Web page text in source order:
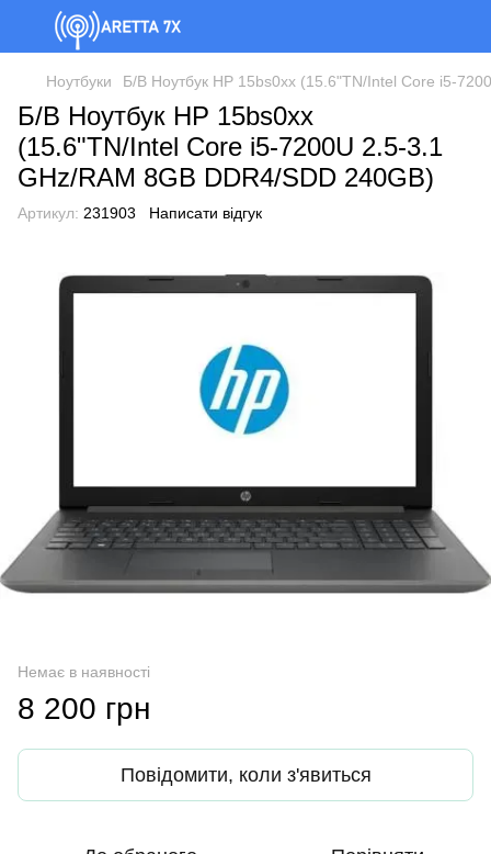
Ноутбуки Б/В Ноутбук HP 15bs0xx (15.6"TN/Intel Core i5-
Б/В Ноутбук HP 15bs0xx
(15.6"TN/Intel Core i5-7200U 2.5-3.1
GHz/RAM 8GB DDR4/SDD 240GB)
Артикул: 231903 Написати відгук
Немає в наявності
8 200 грн
Повідомити, коли з'явиться